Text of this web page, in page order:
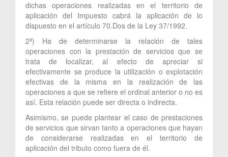
dichas operaciones realizadas en el territorio de
aplicación del Impuesto cabrá la aplicación de lo
dispuesto en el artículo 70.Dos de la Ley 37/1992.
2ª) Ha de determinarse la relación de tales
operaciones con la prestación de servicios que se
trata de localizar, al efecto de apreciar si
efectivamente se produce la utilización o explotación
efectivas de la misma en la realización de las
operaciones a que se refiere el ordinal anterior o no es
así. Esta relación puede ser directa o indirecta.
Asimismo, se puede plantear el caso de prestaciones
de servicios que sirvan tanto a operaciones que hayan
de considerarse realizadas en el territorio de
aplicación del tributo como fuera de él.